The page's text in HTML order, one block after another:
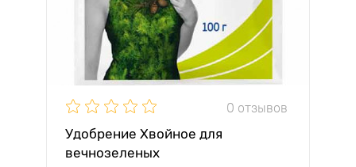
0 отзывов
Удобрение Хвойное для
вечнозеленых